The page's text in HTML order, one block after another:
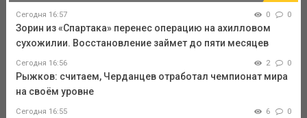
Сегодня 16:57 0 0
Зорин из «Спартака» перенес операцию на ахилловом
сухожилии. Восстановление займет до пяти месяцев
Сегодня 16:56 2 0
Рыжков: считаем, Черданцев отработал чемпионат мира
на своём уровне
Сегодня 16:55 6 0